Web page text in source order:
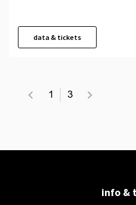
data & tickets
1 3
info &